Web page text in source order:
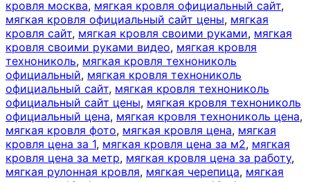
кровля москва, мягкая кровля официальный сайт,
мягкая кровля официальный сайт цены, мягкая
кровля сайт, мягкая кровля своими руками, мягкая
кровля своими руками видео, мягкая кровля
технониколь, мягкая кровля технониколь
официальный, мягкая кровля технониколь
официальный сайт, мягкая кровля технониколь
официальный сайт цены, мягкая кровля технониколь
официальный цена, мягкая кровля технониколь цена,
мягкая кровля фото, мягкая кровля цена, мягкая
кровля цена за 1, мягкая кровля цена за м2, мягкая
кровля цена за метр, мягкая кровля цена за работу,
мягкая рулонная кровля, мягкая черепица, мягкая